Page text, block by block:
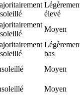
élevé
Moyen
bas
Moyen
Moyen